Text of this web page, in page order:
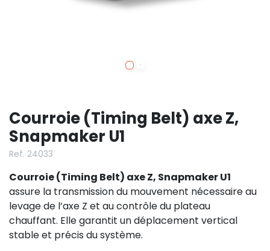
Courroie (Timing Belt) axe Z,
Snapmaker U1
Ref. 24033
Courroie (Timing Belt) axe Z, Snapmaker U1
assure la transmission du mouvement nécessaire au
levage de l’axe Z et au contrôle du plateau
chauffant. Elle garantit un déplacement vertical
stable et précis du système.